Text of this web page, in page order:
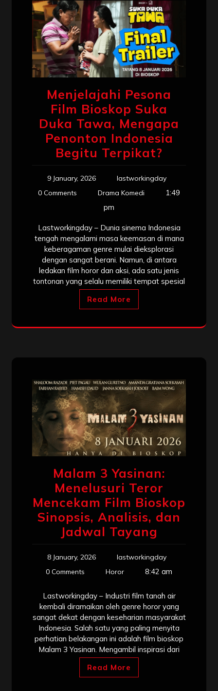
Menjelajahi Pesona
Film Bioskop Suka
Duka Tawa, Mengapa
Penonton Indonesia
Begitu Terpikat?
9 January, 2026
lastworkingday
0 Comments
Drama Komedi
1:49
pm
Lastworkingday – Dunia sinema Indonesia
tengah mengalami masa keemasan di mana
keberagaman genre mulai dieksplorasi
dengan sangat berani. Namun, di antara
ledakan film horor dan aksi, ada satu jenis
tontonan yang selalu memiliki tempat spesial
Read More
Malam 3 Yasinan:
Menelusuri Teror
Mencekam Film Bioskop
Sinopsis, Analisis, dan
Jadwal Tayang
8 January, 2026
lastworkingday
0 Comments
Horor 8:42 am
Lastworkingday – Industri film tanah air
kembali diramaikan oleh genre horor yang
sangat dekat dengan keseharian masyarakat
Indonesia. Salah satu yang paling menyita
perhatian belakangan ini adalah film bioskop
Malam 3 Yasinan. Mengambil inspirasi dari
Read More